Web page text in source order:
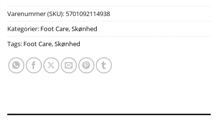
Varenummer (SKU): 5701092114938
Kategorier: Foot Care,Skønhed
Tags: Foot Care,Skønhed